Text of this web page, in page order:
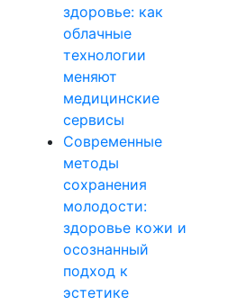
здоровье: как
облачные
технологии
меняют
медицинские
сервисы
Современные
методы
сохранения
молодости:
здоровье кожи и
осознанный
подход к
эстетике